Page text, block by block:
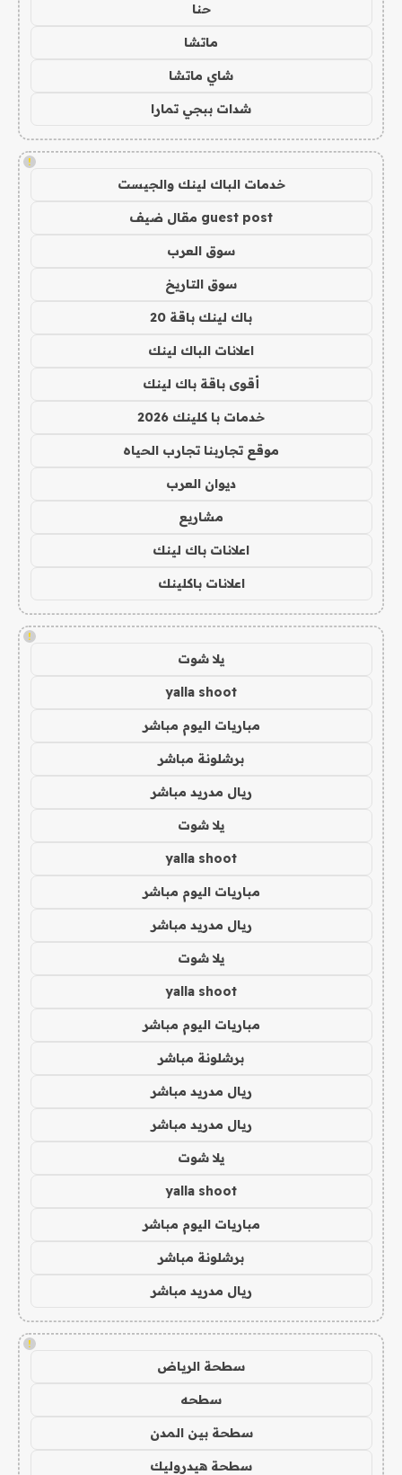
حنا
ماتشا
شاي ماتشا
شدات ببجي تمارا
!
خدمات الباك لينك والجيست
guest post مقال ضيف
سوق العرب
سوق التاريخ
باك لينك باقة 20
اعلانات الباك لينك
أقوى باقة باك لينك
خدمات با كلينك 2026
موقع تجاربنا تجارب الحياه
ديوان العرب
مشاريع
اعلانات باك لينك
اعلانات باكلينك
!
يلا شوت
yalla shoot
مباريات اليوم مباشر
برشلونة مباشر
ريال مدريد مباشر
يلا شوت
yalla shoot
مباريات اليوم مباشر
ريال مدريد مباشر
يلا شوت
yalla shoot
مباريات اليوم مباشر
برشلونة مباشر
ريال مدريد مباشر
ريال مدريد مباشر
يلا شوت
yalla shoot
مباريات اليوم مباشر
برشلونة مباشر
ريال مدريد مباشر
!
سطحة الرياض
سطحه
سطحة بين المدن
سطحة هيدروليك